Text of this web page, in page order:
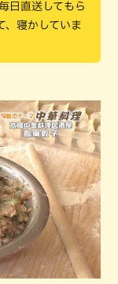
日直送してもら
、寝かしていま